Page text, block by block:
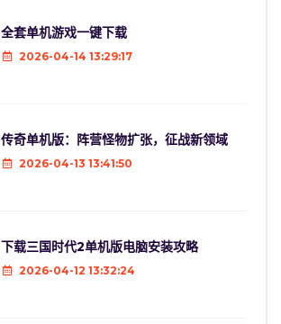
全套单机游戏一键下载
2026-04-14 13:29:17
传奇单机版：阵营怪物扩张，征战新领域
2026-04-13 13:41:50
下载三国时代2单机版电脑安装攻略
2026-04-12 13:32:24